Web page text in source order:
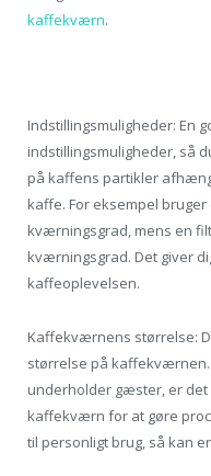
kaffekværn.
Indstillingsmuligheder: En
indstillingsmuligheder, så
på kaffens partikler
kaffe. For eksempel
kværningsgrad, mens en
kværningsgrad. Det giver
kaffeoplevelsen.
Kaffekværnens størrelse:
størrelse på
underholder gæster, er
kaffekværn for at gøre
til personligt brug, så kan